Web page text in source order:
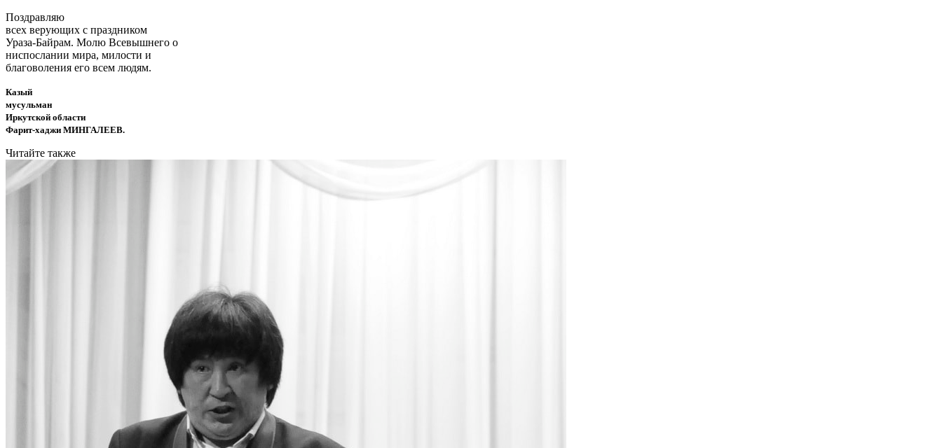
Поздравляю
всех верующих с праздником
Ураза-Байрам. Молю Всевышнего о
ниспослании мира, милости и
благоволения его всем людям.
Казый
мусульман
Иркутской области
Фарит-хаджи МИНГАЛЕЕВ.
Читайте также